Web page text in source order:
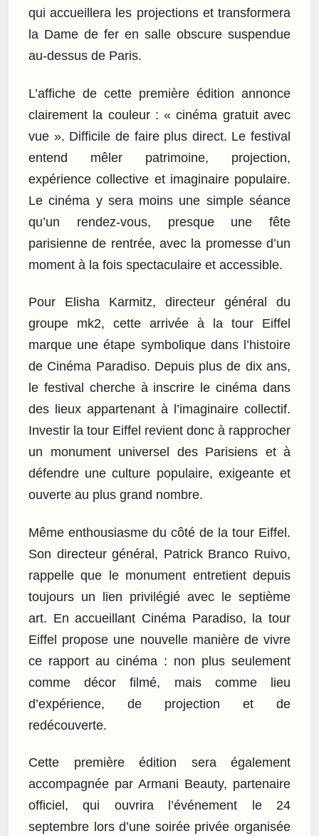
qui accueillera les projections et transformera
la Dame de fer en salle obscure suspendue
au-dessus de Paris.
L’affiche de cette première édition annonce
clairement la couleur : « cinéma gratuit avec
vue ». Difficile de faire plus direct. Le festival
entend mêler patrimoine, projection,
expérience collective et imaginaire populaire.
Le cinéma y sera moins une simple séance
qu’un rendez-vous, presque une fête
parisienne de rentrée, avec la promesse d’un
moment à la fois spectaculaire et accessible.
Pour Elisha Karmitz, directeur général du
groupe mk2, cette arrivée à la tour Eiffel
marque une étape symbolique dans l’histoire
de Cinéma Paradiso. Depuis plus de dix ans,
le festival cherche à inscrire le cinéma dans
des lieux appartenant à l’imaginaire collectif.
Investir la tour Eiffel revient donc à rapprocher
un monument universel des Parisiens et à
défendre une culture populaire, exigeante et
ouverte au plus grand nombre.
Même enthousiasme du côté de la tour Eiffel.
Son directeur général, Patrick Branco Ruivo,
rappelle que le monument entretient depuis
toujours un lien privilégié avec le septième
art. En accueillant Cinéma Paradiso, la tour
Eiffel propose une nouvelle manière de vivre
ce rapport au cinéma : non plus seulement
comme décor filmé, mais comme lieu
d’expérience, de projection et de
redécouverte.
Cette première édition sera également
accompagnée par Armani Beauty, partenaire
officiel, qui ouvrira l’événement le 24
septembre lors d’une soirée privée organisée